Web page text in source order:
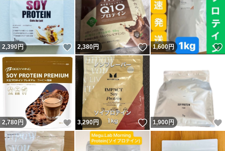
2,390円 いいね！
2,380円 いいね！
1,600円
2,780 円 いいね！
3,290円 いいね！
1,900円